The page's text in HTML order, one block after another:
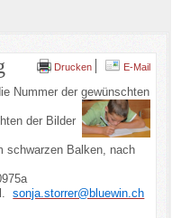
Drucken E-Mail
Nummer der gewünschten
der Bilder
schwarzen Balken, nach
sonja.storrer@bluewin.ch